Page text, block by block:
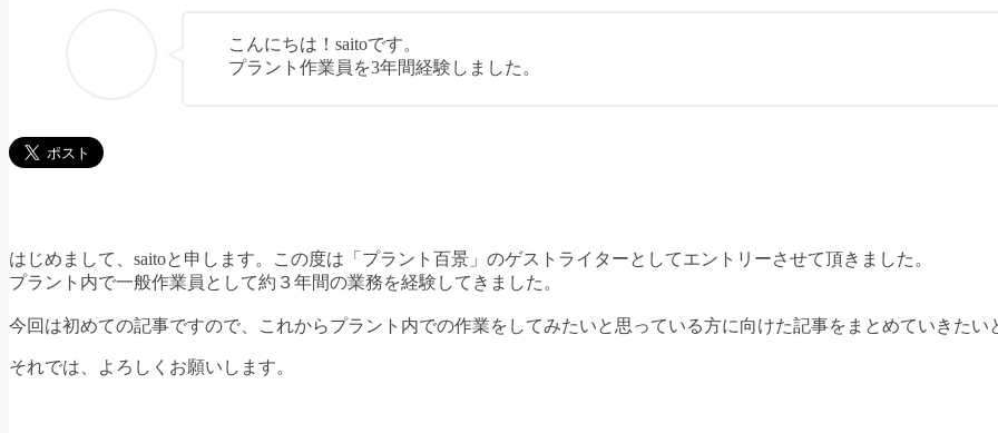
こんにちは！saitoです。
プラント作業員を3年間経験しました。
はじめまして、saitoと申します。この度は「プラント百景」のゲストライターとしてエントリーさせて頂きました。
プラント内で一般作業員として約３年間の業務を経験してきました。
今回は初めての記事ですので、これからプラント内での作業をしてみたいと思っている方に向けた記事をまとめていきたい
それでは、よろしくお願いします。